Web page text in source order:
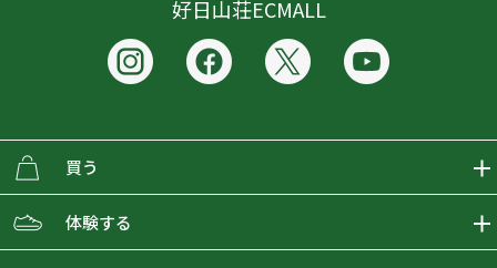
好日山荘ECMALL
買う
ECMALLの商品をさがす
体験する